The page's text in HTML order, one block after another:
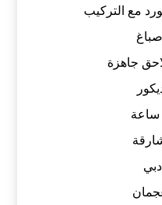
مع التركيب
جاهزة